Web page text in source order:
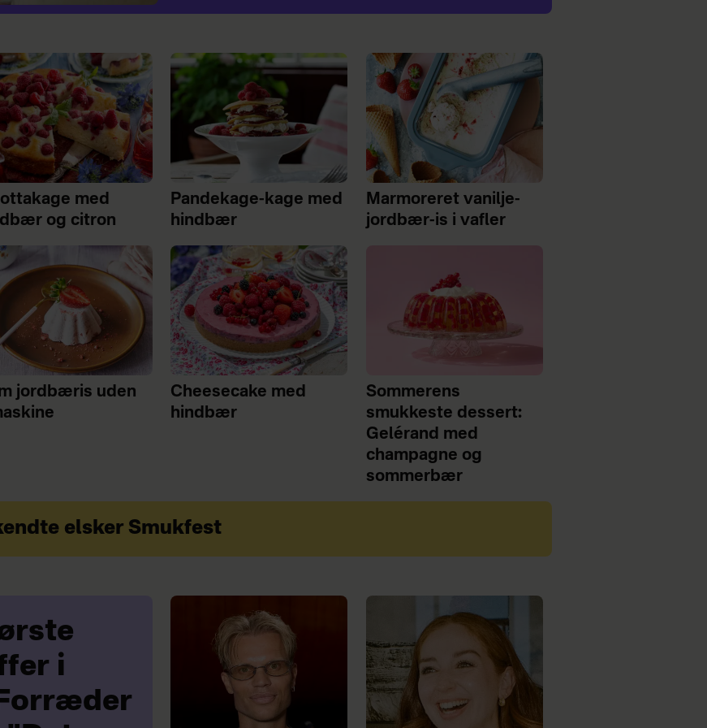
med
og citron
Pandekage-kage med
hindbær
Marmoreret vanilje-
jordbær-is i vafler
jordbæris uden
Cheesecake med
hindbær
Sommerens
smukkeste dessert:
Gelérand med
champagne og
sommerbær
elsker Smukfest
i